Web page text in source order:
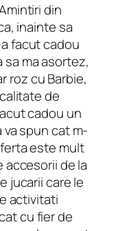
din
inainte sa
facut cadou
sa ma asortez,
roz cu Barbie,
de
cadou un
va spun cat m-
este mult
accesorii de la
jucarii care le
activitati
cu fier de